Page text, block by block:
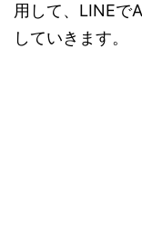
用して、LINEで
していきます。